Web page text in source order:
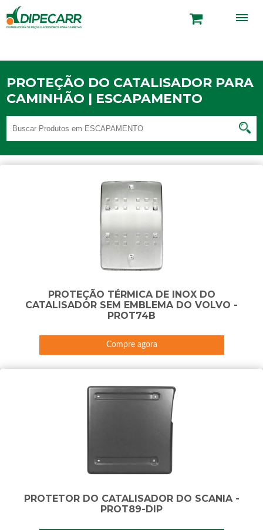
PROTEÇÃO DO CATALISADOR PARA
CAMINHÃO | ESCAPAMENTO
PROTEÇÃO TÉRMICA DE INOX DO
CATALISADOR SEM EMBLEMA DO VOLVO -
PROT74B
Compre agora
PROTETOR DO CATALISADOR DO SCANIA -
PROT89-DIP